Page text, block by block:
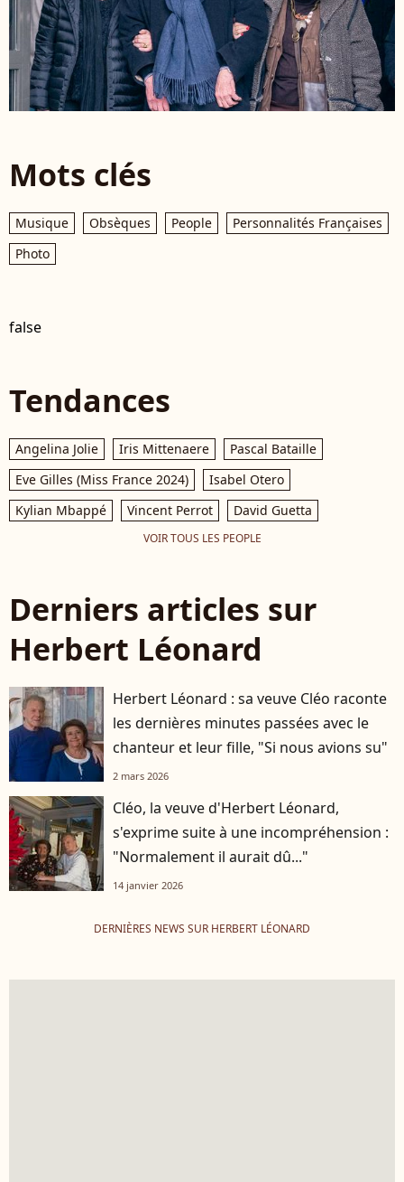
Mots clés
Musique Obsèques People
Personnalités Françaises
Photo
false
Tendances
Angelina Jolie Iris Mittenaere
Pascal Bataille
Eve Gilles (Miss France 2024)
Isabel Otero
Kylian Mbappé
Vincent Perrot David Guetta
VOIR TOUS LES PEOPLE
Derniers articles sur
Herbert Léonard
Herbert Léonard : sa veuve Cléo raconte
les dernières minutes passées avec le
chanteur et leur fille, "Si nous avions su"
2 mars 2026
Cléo, la veuve d'Herbert Léonard,
s'exprime suite à une incompréhension :
"Normalement il aurait dû..."
14 janvier 2026
DERNIÈRES NEWS SUR HERBERT LÉONARD